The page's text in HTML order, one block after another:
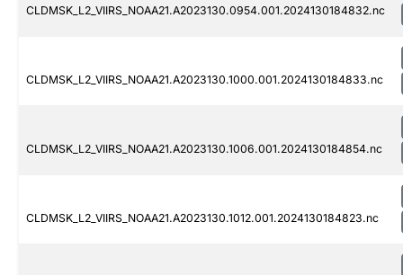
CLDMSK_L2_VIIRS_NOAA21.A2023130.0954.001.2024130184832.nc
CLDMSK_L2_VIIRS_NOAA21.A2023130.1000.001.2024130184833.nc
CLDMSK_L2_VIIRS_NOAA21.A2023130.1006.001.2024130184854.nc
CLDMSK_L2_VIIRS_NOAA21.A2023130.1012.001.2024130184823.nc